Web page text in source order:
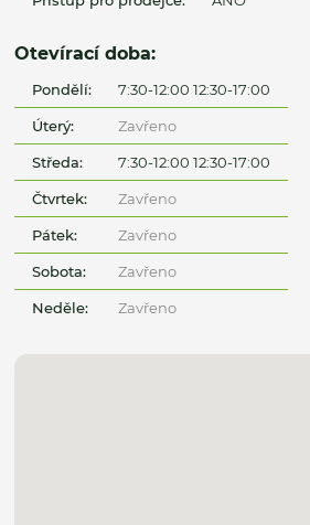
Otevírací doba:
Pondělí: 7:30-12:00 12:30-17:00
Úterý: Zavřeno
Středa: 7:30-12:00 12:30-17:00
Čtvrtek: Zavřeno
Pátek: Zavřeno
Sobota: Zavřeno
Neděle: Zavřeno